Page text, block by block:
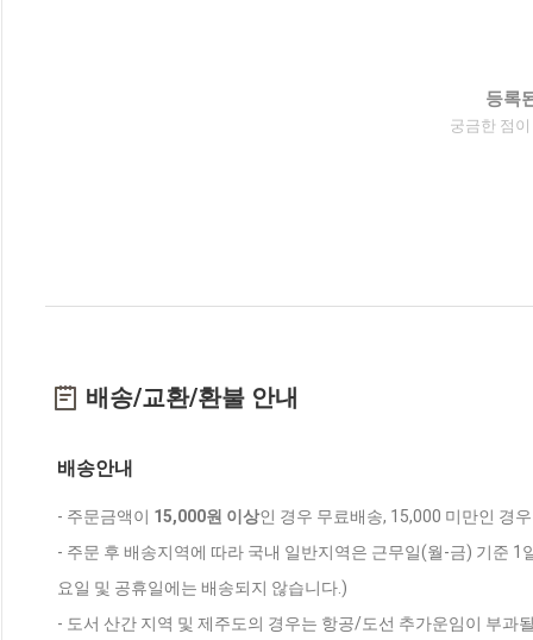
등록
궁금한 점
배송/교환/환불 안내
배송안내
- 주문금액이 15,000원 이상인 경우 무료배송, 15,000 미만인 경
- 주문 후 배송지역에 따라 국내 일반지역은 근무일(월-금) 기준
요일 및 공휴일에는 배송되지 않습니다.)
- 도서 산간 지역 및 제주도의 경우는 항공/도선 추가운임이 부과